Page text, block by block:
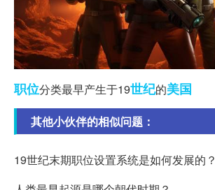
职位分类最早产生于19世纪的美国
其他小伙伴的相似问题：
19世纪末期职位设置系统是如何发展的？